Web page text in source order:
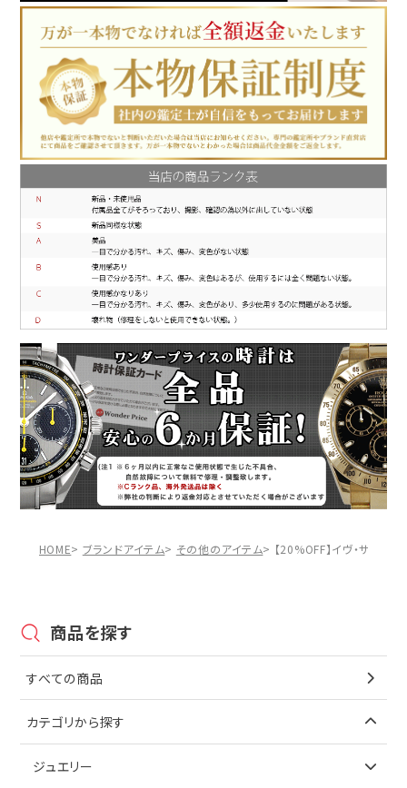
HOME ブランドアイテム その他のアイテム 【20%OFF】イヴ・サンロ
商品を探す
すべての商品
カテゴリから探す
ジュエリー